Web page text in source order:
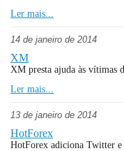
Ler mais...
14 de janeiro de 2014
XM
XM presta ajuda às vítimas
Ler mais...
13 de janeiro de 2014
HotForex
HotForex adiciona Twitter